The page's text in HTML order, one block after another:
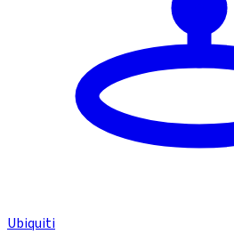
Ubiquiti